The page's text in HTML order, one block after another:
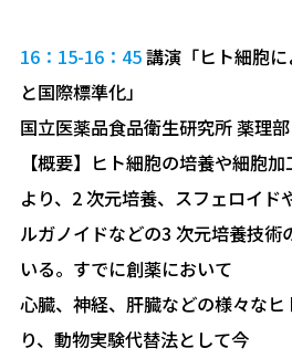
16：15-16：45講演「ヒト細胞
と国際標準化」
国立医薬品食品衛生研究所 薬理
【概要】ヒト細胞の培養や細胞
より、2 次元培養、スフェロイド
ルガノイドなどの3 次元培養技術
いる。すでに創薬において
心臓、神経、肝臓などの様々な
り、動物実験代替法として今